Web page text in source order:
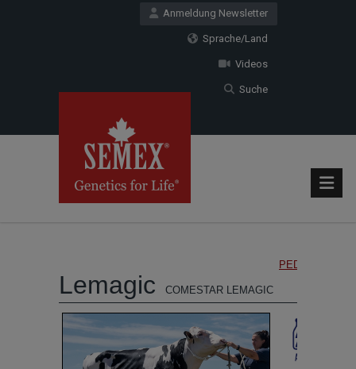
Anmeldung Newsletter
Sprache/Land
Videos
Suche